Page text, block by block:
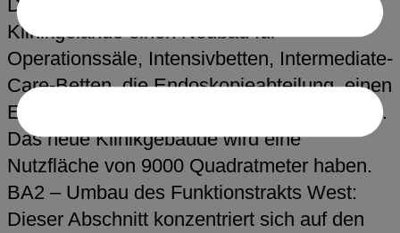
Die Kreisklinik Roth errichtet auf dem
Klinikgelände einen Neubau für
Operationssäle, Intensivbetten, Intermediate-
Care-Betten, die Endoskopieabteilung, einen
Entbindungsbereich, sowie eine Tagesklinik.
Das neue Klinikgebäude wird eine
Nutzfläche von 9000 Quadratmeter haben.
BA2 – Umbau des Funkti­ons­trakts West:
Dieser Abschnitt konzen­triert sich auf den